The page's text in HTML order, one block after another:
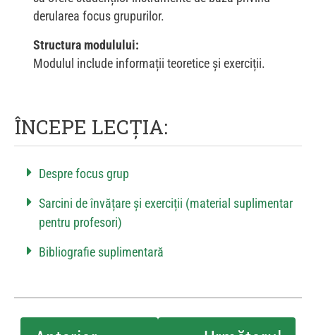
derularea focus grupurilor.
Structura modulului:
Modulul include informații teoretice și exerciții.
ÎNCEPE LECȚIA:
Despre focus grup
Sarcini de învățare și exerciții (material suplimentar
pentru profesori)
Bibliografie suplimentară